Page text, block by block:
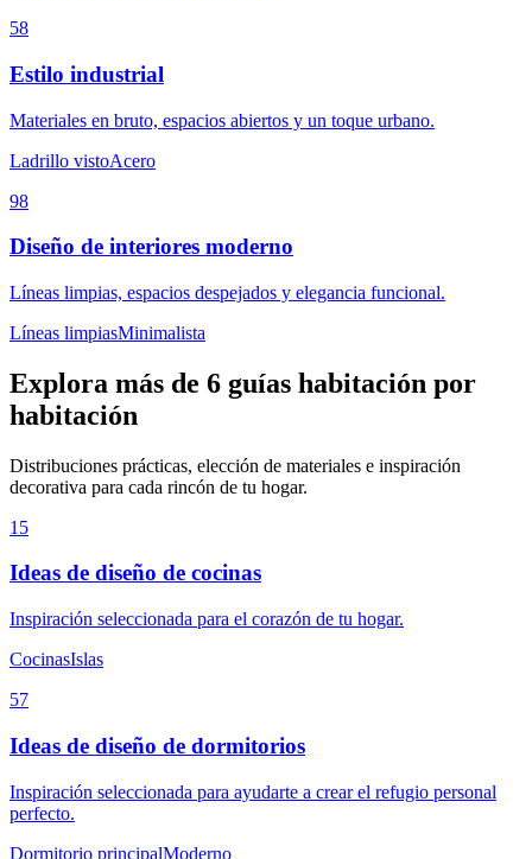
58
Estilo industrial
Materiales en bruto, espacios abiertos y un toque urbano.
Ladrillo vistoAcero
98
Diseño de interiores moderno
Líneas limpias, espacios despejados y elegancia funcional.
Líneas limpiasMinimalista
Explora más de 6 guías habitación por
habitación
Distribuciones prácticas, elección de materiales e inspiración
decorativa para cada rincón de tu hogar.
15
Ideas de diseño de cocinas
Inspiración seleccionada para el corazón de tu hogar.
CocinasIslas
57
Ideas de diseño de dormitorios
Inspiración seleccionada para ayudarte a crear el refugio personal
perfecto.
Dormitorio principalModerno